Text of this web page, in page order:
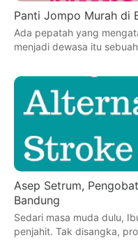
Panti Jompo Murah di
Ada pepatah yang
menjadi dewasa itu
Asep Setrum,
Bandung
Sedari masa muda dulu,
penjahit. Tak disangka,